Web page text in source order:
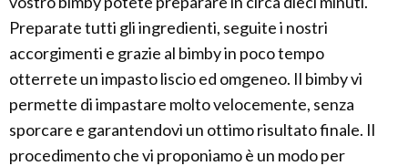
Preparate tutti gli ingredienti, seguite i nostri
accorgimenti e grazie al bimby in poco tempo
otterrete un impasto liscio ed omgeneo. Il bimby vi
permette di impastare molto velocemente, senza
sporcare e garantendovi un ottimo risultato finale. Il
procedimento che vi proponiamo è un modo per